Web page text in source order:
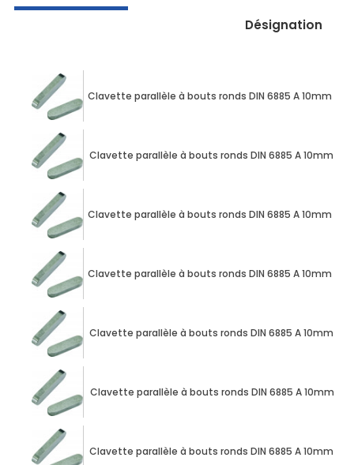
Désignation
Clavette parallèle à bouts ronds DIN 6885 A 10mm X
Clavette parallèle à bouts ronds DIN 6885 A 10mm X
Clavette parallèle à bouts ronds DIN 6885 A 10mm X
Clavette parallèle à bouts ronds DIN 6885 A 10mm X
Clavette parallèle à bouts ronds DIN 6885 A 10mm X
Clavette parallèle à bouts ronds DIN 6885 A 10mm X
Clavette parallèle à bouts ronds DIN 6885 A 10mm X